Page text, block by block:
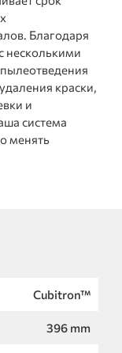
Благодаря
несколькими
краски,
и
система
менять
Cubitron™
396 mm